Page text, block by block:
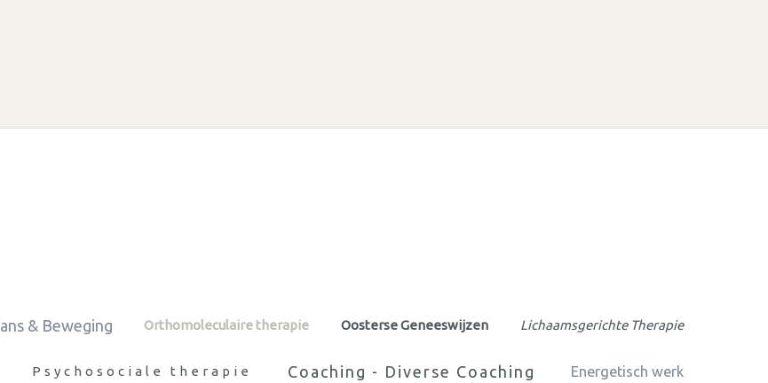
& Beweging Orthomoleculaire therapie Oosterse Geneeswijzen Lichaamsgerichte Therapie
Psychosociale therapie Coaching - Diverse Coaching Energetisch werk